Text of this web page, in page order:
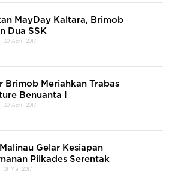
MayDay Kaltara, Brimob
Dua SSK
30 April 2017
Brimob Meriahkan Trabas
Benuanta I
30 April 2017
Gelar Kesiapan
Pilkades Serentak
01 Mei 2017